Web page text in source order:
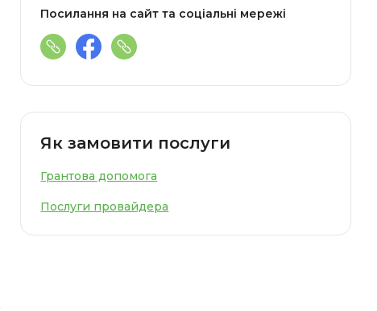
Посилання на сайт та соціальні мережі
Як замовити послуги
Грантова допомога
Послуги провайдера